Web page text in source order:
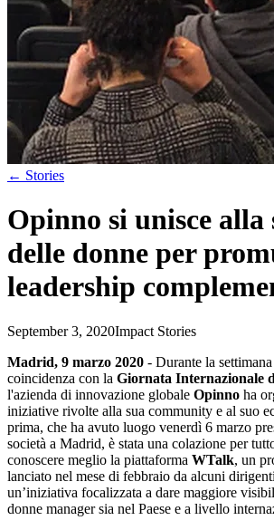
← Stories
Opinno si unisce alla
delle donne per
leadership
September 3, 2020Impact Stories
Madrid, 9 marzo 2020 - Durante la
coincidenza con la Giornata Internazionale
l'azienda di innovazione globale Opinno ha
iniziative rivolte alla sua community e al suo
prima, che ha avuto luogo venerdì 6 marzo
società a Madrid, è stata una colazione per
conoscere meglio la piattaforma WTalk, un
lanciato nel mese di febbraio da alcuni
un’iniziativa focalizzata a dare maggiore
donne manager sia nel Paese e a livello